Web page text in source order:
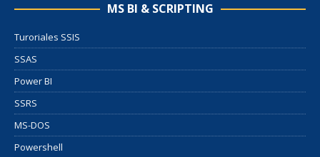
MS BI & SCRIPTING
Turoriales SSIS
SSAS
Power BI
SSRS
MS-DOS
Powershell